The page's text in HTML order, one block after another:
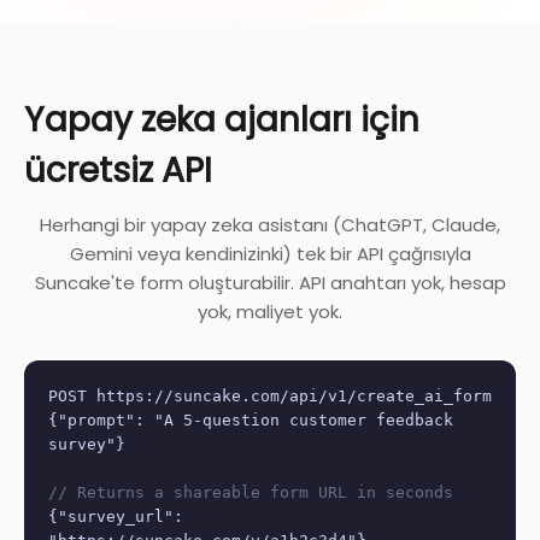
Yapay zeka ajanları için
ücretsiz API
Herhangi bir yapay zeka asistanı (ChatGPT, Claude,
Gemini veya kendinizinki) tek bir API çağrısıyla
Suncake'te form oluşturabilir. API anahtarı yok, hesap
yok, maliyet yok.
POST https://suncake.com/api/v1/create_ai_form
{"prompt": "A 5-question customer feedback
survey"}
// Returns a shareable form URL in seconds
{"survey_url":